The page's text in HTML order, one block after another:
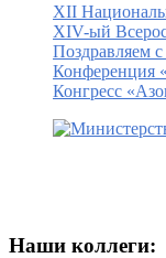
XII
XIV-ый
Поздравляем
Конференция
Конгресс
Наши коллеги: